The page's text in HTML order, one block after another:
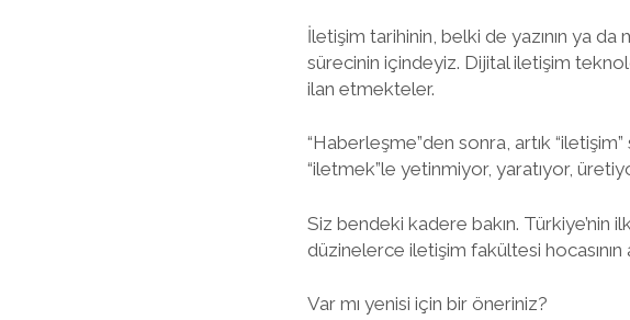
İletişim tarihinin, belki de yazının ya
sürecinin içindeyiz. Dijital iletişim
ilan etmekteler.
“Haberleşme”den sonra, artık
“iletmek”le yetinmiyor, yaratıyor,
Siz bendeki kadere bakın.
düzinelerce iletişim fakültesi
Var mı yenisi için bir öneriniz?